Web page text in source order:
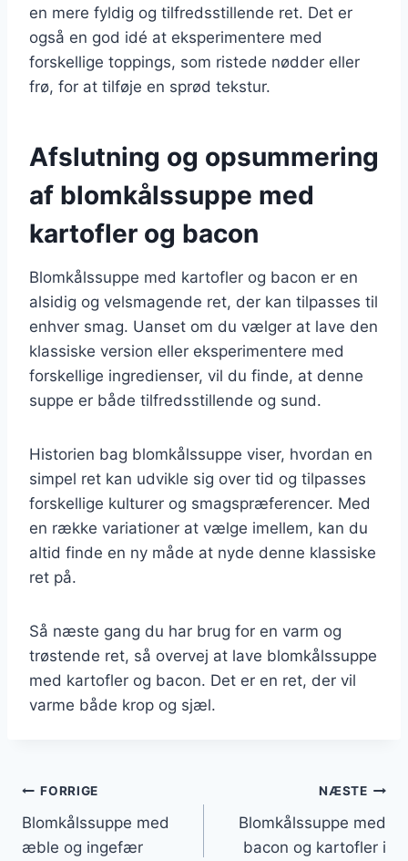
en mere fyldig og tilfredsstillende ret. Det er
også en god idé at eksperimentere med
forskellige toppings, som ristede nødder eller
frø, for at tilføje en sprød tekstur.
Afslutning og opsummering
af blomkålssuppe med
kartofler og bacon
Blomkålssuppe med kartofler og bacon er en
alsidig og velsmagende ret, der kan tilpasses til
enhver smag. Uanset om du vælger at lave den
klassiske version eller eksperimentere med
forskellige ingredienser, vil du finde, at denne
suppe er både tilfredsstillende og sund.
Historien bag blomkålssuppe viser, hvordan en
simpel ret kan udvikle sig over tid og tilpasses
forskellige kulturer og smagspræferencer. Med
en række variationer at vælge imellem, kan du
altid finde en ny måde at nyde denne klassiske
ret på.
Så næste gang du har brug for en varm og
trøstende ret, så overvej at lave blomkålssuppe
med kartofler og bacon. Det er en ret, der vil
varme både krop og sjæl.
Indlægsnavigation
FORRIGE
Blomkålssuppe med
æble og ingefær
NÆSTE
Blomkålssuppe med
bacon og kartofler i